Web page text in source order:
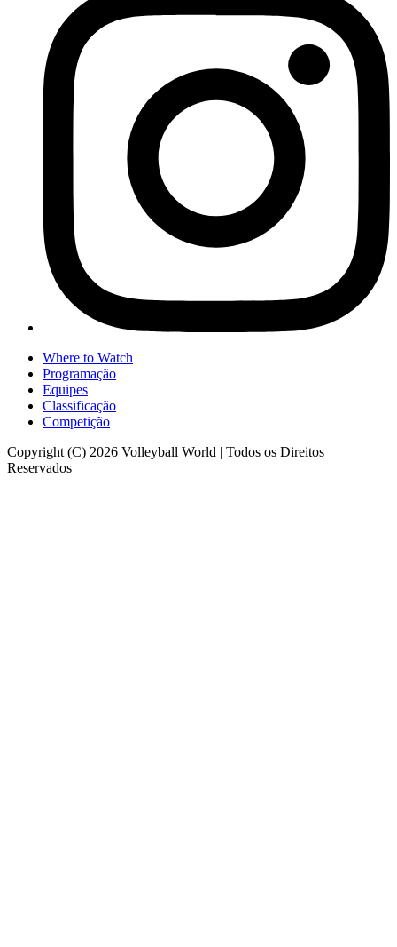
Where to Watch
Programação
Equipes
Classificação
Competição
Copyright (C) 2026 Volleyball World | Todos os Direitos
Reservados